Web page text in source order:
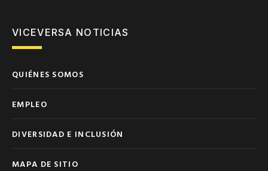
VICEVERSA NOTICIAS
QUIÉNES SOMOS
EMPLEO
DIVERSIDAD E INCLUSIÓN
MAPA DE SITIO